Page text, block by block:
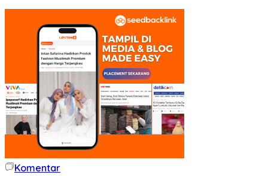
Komentar